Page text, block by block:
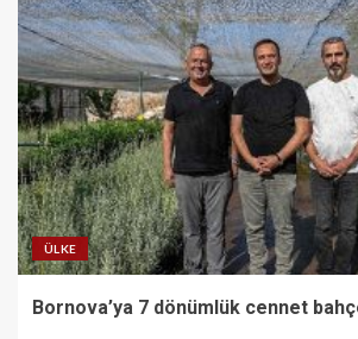
ÜLKE
Bornova’ya 7 dönümlük cennet